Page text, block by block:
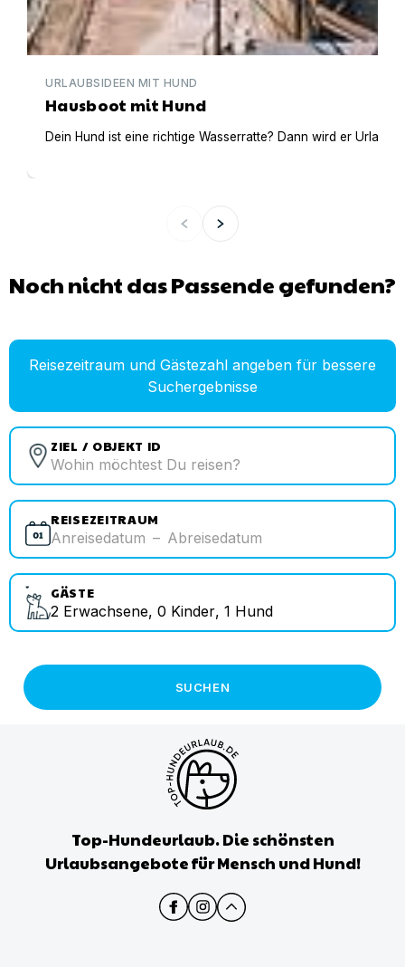
URLAUBSIDEEN MIT HUND
Hausboot mit Hund
Dein Hund ist eine richtige Wasserratte? Dann wird er
Noch nicht das Passende gefunden?
Reisezeitraum und Gästezahl angeben für bessere
Suchergebnisse
ZIEL / OBJEKT ID
REISEZEITRAUM
Anreisedatum – Abreisedatum
GÄSTE
2 Erwachsene, 0 Kinder, 1 Hund
SUCHEN
Top-Hundeurlaub. Die schönsten
Urlaubsangebote für Mensch und Hund!